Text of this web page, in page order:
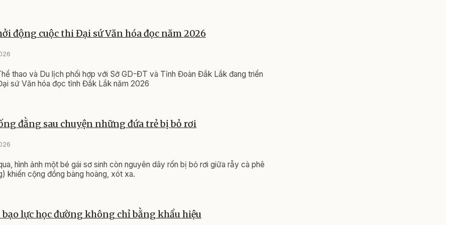
động cuộc thi Đại sứ Văn hóa đọc năm 2026
thao và Du lịch phối hợp với Sở GD-ĐT và Tỉnh Đoàn Đắk Lắk đang triển
sứ Văn hóa đọc tỉnh Đắk Lắk năm 2026
đằng sau chuyện những đứa trẻ bị bỏ rơi
hình ảnh một bé gái sơ sinh còn nguyên dây rốn bị bỏ rơi giữa rẫy cà phê
khiến cộng đồng bàng hoàng, xót xa.
lực học đường không chỉ bằng khẩu hiệu